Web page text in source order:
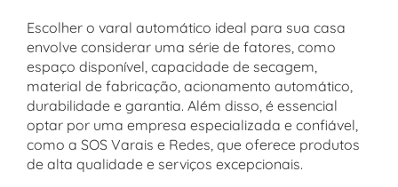
Escolher o varal automático ideal para sua casa
envolve considerar uma série de fatores, como
espaço disponível, capacidade de secagem,
material de fabricação, acionamento automático,
durabilidade e garantia. Além disso, é essencial
optar por uma empresa especializada e confiável,
como a SOS Varais e Redes, que oferece produtos
de alta qualidade e serviços excepcionais.